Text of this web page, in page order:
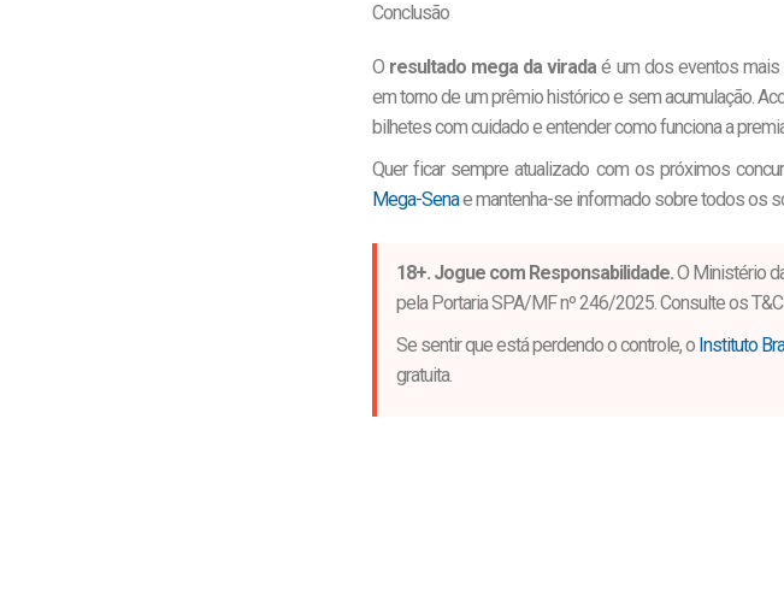
Conclusão
O resultado mega da viradaé um dos eventos mais
em torno de um prêmio histórico e sem acumulação.
bilhetes com cuidado e entender como funciona a
Quer ficar sempre atualizado com os próximos
Mega-Senae mantenha-se informado sobre todos os
18+. Jogue com Responsabilidade.O Ministério
pela Portaria SPA/MF nº 246/2025. Consulte os
Se sentir que está perdendo o controle, o Instituto
gratuita.